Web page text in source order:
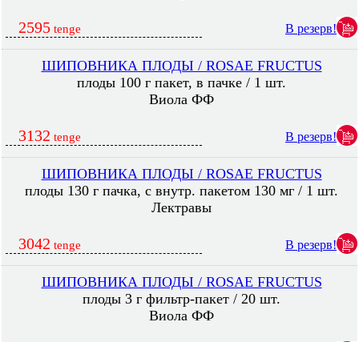
2595 tenge В резерв!
ШИПОВНИКА ПЛОДЫ / ROSAE FRUCTUS
плоды 100 г пакет, в пачке / 1 шт.
Виола ФФ
3132 tenge В резерв!
ШИПОВНИКА ПЛОДЫ / ROSAE FRUCTUS
плоды 130 г пачка, с внутр. пакетом 130 мг / 1 шт.
Лектравы
3042 tenge В резерв!
ШИПОВНИКА ПЛОДЫ / ROSAE FRUCTUS
плоды 3 г фильтр-пакет / 20 шт.
Виола ФФ